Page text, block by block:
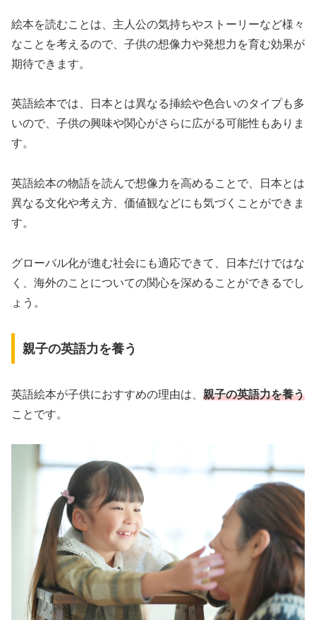
絵本を読むことは、主人公の気持ちやストーリーなど様々
なことを考えるので、子供の想像力や発想力を育む効果が
期待できます。
英語絵本では、日本とは異なる挿絵や色合いのタイプも多
いので、子供の興味や関心がさらに広がる可能性もありま
す。
英語絵本の物語を読んで想像力を高めることで、日本とは
異なる文化や考え方、価値観などにも気づくことができま
す。
グローバル化が進む社会にも適応できて、日本だけではな
く、海外のことについての関心を深めることができるでし
ょう。
親子の英語力を養う
英語絵本が子供におすすめの理由は、 親子の英語力を養う
ことです。